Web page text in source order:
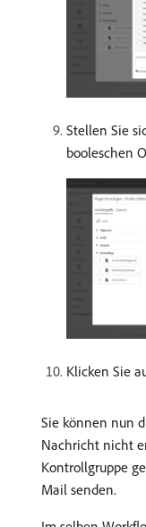
Stellen Sie
booleschen
Klicken Sie
Sie können nun
Nachricht nicht
Kontrollgruppe
Mail senden.